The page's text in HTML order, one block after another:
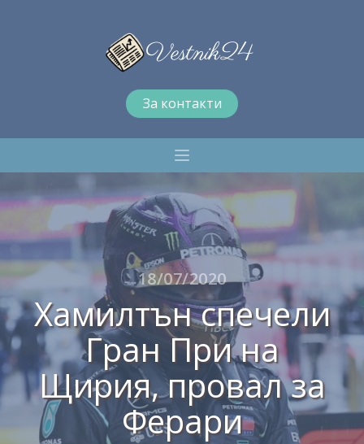
За контакти
18/07/2020
Хамилтън спечели
Гран При на
Щирия, провал за
Ферари